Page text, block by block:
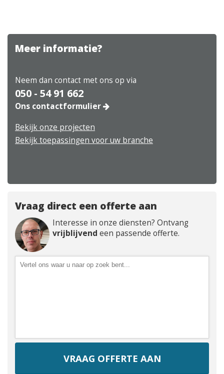
Meer informatie?
Neem dan contact met ons op via
050 - 54 91 662
Ons contactformulier
Bekijk onze projecten
Bekijk toepassingen voor uw branche
Vraag direct een offerte aan
Interesse in onze diensten? Ontvang
vrijblijvend een passende offerte.